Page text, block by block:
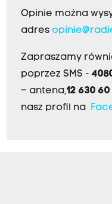
Opinie można
adres
Zapraszamy
poprzez SMS -
– antena,12 630 60
nasz profil na